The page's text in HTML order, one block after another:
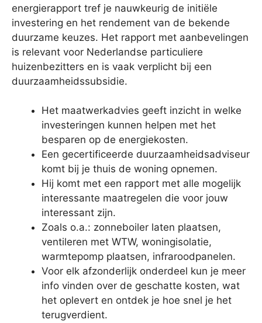
energierapport tref je nauwkeurig de initiële
investering en het rendement van de bekende
duurzame keuzes. Het rapport met aanbevelingen
is relevant voor Nederlandse particuliere
huizenbezitters en is vaak verplicht bij een
duurzaamheidssubsidie.
Het maatwerkadvies geeft inzicht in welke
investeringen kunnen helpen met het
besparen op de energiekosten.
Een gecertificeerde duurzaamheidsadviseur
komt bij je thuis de woning opnemen.
Hij komt met een rapport met alle mogelijk
interessante maatregelen die voor jouw
interessant zijn.
Zoals o.a.: zonneboiler laten plaatsen,
ventileren met WTW, woningisolatie,
warmtepomp plaatsen, infraroodpanelen.
Voor elk afzonderlijk onderdeel kun je meer
info vinden over de geschatte kosten, wat
het oplevert en ontdek je hoe snel je het
terugverdient.